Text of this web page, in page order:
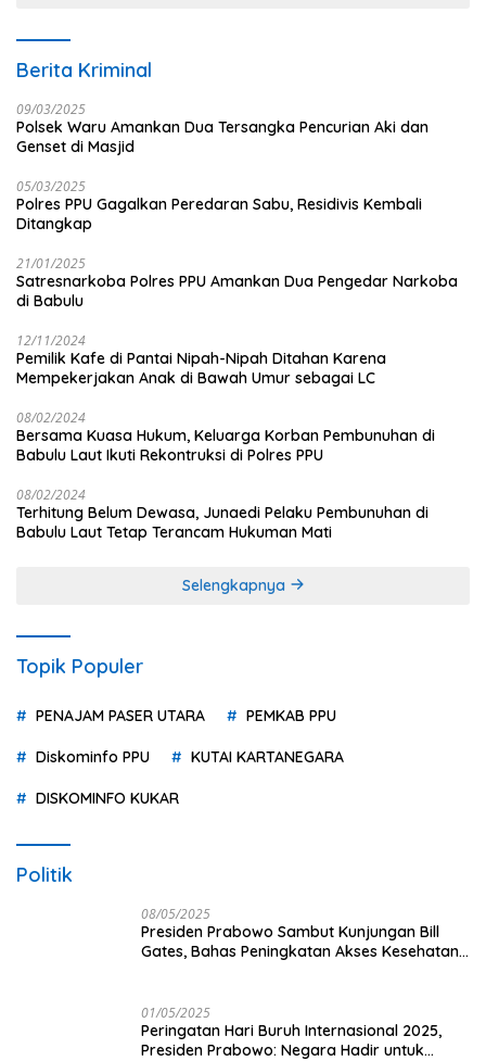
Berita Kriminal
09/03/2025
Polsek Waru Amankan Dua Tersangka Pencurian Aki dan
Genset di Masjid
05/03/2025
Polres PPU Gagalkan Peredaran Sabu, Residivis Kembali
Ditangkap
21/01/2025
Satresnarkoba Polres PPU Amankan Dua Pengedar Narkoba
di Babulu
12/11/2024
Pemilik Kafe di Pantai Nipah-Nipah Ditahan Karena
Mempekerjakan Anak di Bawah Umur sebagai LC
08/02/2024
Bersama Kuasa Hukum, Keluarga Korban Pembunuhan di
Babulu Laut Ikuti Rekontruksi di Polres PPU
08/02/2024
Terhitung Belum Dewasa, Junaedi Pelaku Pembunuhan di
Babulu Laut Tetap Terancam Hukuman Mati
Selengkapnya
Topik Populer
PENAJAM PASER UTARA PEMKAB PPU
Diskominfo PPU KUTAI KARTANEGARA
DISKOMINFO KUKAR
Politik
08/05/2025
Presiden Prabowo Sambut Kunjungan Bill
Gates, Bahas Peningkatan Akses Kesehatan
01/05/2025
Peringatan Hari Buruh Internasional 2025,
Presiden Prabowo: Negara Hadir untuk